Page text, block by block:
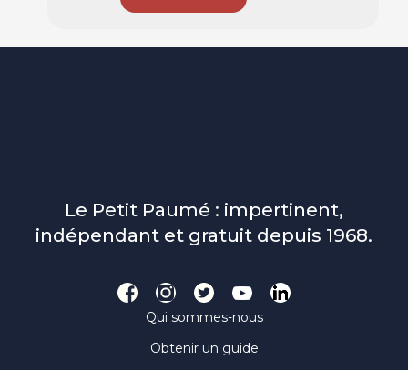
Le Petit Paumé : impertinent,
indépendant et gratuit depuis 1968.
Qui sommes-nous
Obtenir un guide